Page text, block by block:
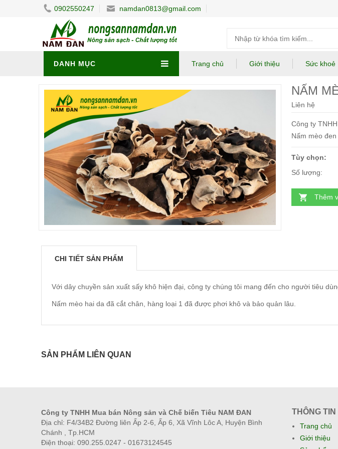
0902550247 namdan0813@gmail.com
DANH MỤC Trang chủ Giới thiệu Sức khoẻ
NẤM
Liên hệ
Công ty
Nấm mèo
Tùy chọn:
Số lượng:
Thêm
CHI TIẾT SẢN PHẨM
Với dây chuyền sản xuất sấy khô hiện đại, công ty chúng tôi mang đến cho người tiêu
Nấm mèo hai da đã cắt chân, hàng loại 1 đã được phơi khô và bảo quản lâu.
SẢN PHẨM LIÊN QUAN
Công ty TNHH Mua bán Nông sản và Chế biến Tiêu NAM ĐAN
Địa chỉ: F4/34B2 Đường liên Ấp 2-6, Ấp 6, Xã Vĩnh Lôc A, Huyện Bình
Chánh , Tp.HCM
Điện thoại: 090.255.0247 - 01673124545
THÔNG TIN
Trang chủ
Giới thiệu